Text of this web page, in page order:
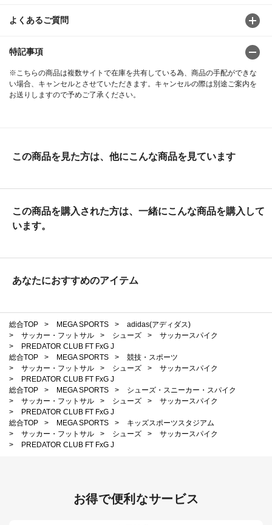
よくあるご質問
特記事項
※こちらの商品は複数サイトで在庫を共有している為、商品の手配ができな
い場合、キャンセルとさせていただきます。キャンセルの際は別途ご案内を
お送りしますので予めご了承ください。
この商品を見た方は、他にこんな商品を見ています
この商品を購入された方は、一緒にこんな商品を購入して
います。
あなたにおすすめのアイテム
総合TOP > MEGA SPORTS >
adidas(アディダス)
>
サッカー・フットサル > シューズ >
サッカースパイク
>
PREDATOR CLUB FT FxG J
総合TOP
> MEGA SPORTS >
競技・スポーツ
>
サッカー・フットサル > シューズ >
サッカースパイク
>
PREDATOR CLUB FT FxG J
総合TOP
> MEGA SPORTS >
シューズ・スニーカー・スパイク
>
サッカー・フットサル > シューズ >
サッカースパイク
>
PREDATOR CLUB FT FxG J
総合TOP
> MEGA SPORTS >
キッズスポーツスタジアム
>
サッカー・フットサル > シューズ >
サッカースパイク
>
PREDATOR CLUB FT FxG J
お得で便利なサービス